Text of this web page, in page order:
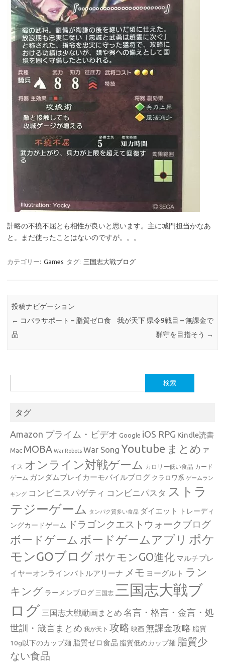
計略の不撓不屈とも相性が良いと思います。主に城門担当かなあ
と。まだ使ったことはないのですが。。。
カテゴリー: Games タグ: 三国志大戦ブログ
投稿ナビゲーション
← コバラサポート – 脂質ゼロ食
品
我が天下 県令9戦目 – 無課金で
群守を目指そう →
索:
タグ
Amazon プライム・ビデオ Google iOS RPG Kindle読書
Mac MOBA War Robots War Song Youtube まとめ ア
イス オンライン対戦ゲーム カロリー低い食品 カード
ゲーム ガンダムブレイカーモバイルブログ クラロワ系 ゲームラン
キング コンビニスパゲティ コンビニパスタ ストラ
テジーゲーム
タンパク質多い食品 ダイエット
トレーディ
ングカードゲーム
ドラゴンクエストウォークブログ
ボードゲーム ボードゲームアプリ ポケ
モンGOブログ ポケモンGO進化 マルチプレ
イヤーオンラインバトルアリーナ メモ ヨーグルト ラン
キング ラーメンブログ 三国志 三国志大戦ブ
ログ 三国志大戦動画まとめ 名言・格言・金言・処
世訓・箴言まとめ 我が天下 攻略 映画 無課金攻略 脂質
10g以下のカップ麺 脂質ゼロ食品 脂質低めカップ麺 脂質少
ない食品